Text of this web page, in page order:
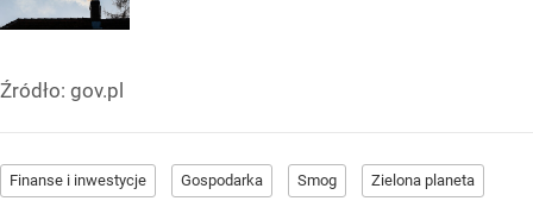
Źródło: gov.pl
Finanse i inwestycje Gospodarka Smog Zielona planeta